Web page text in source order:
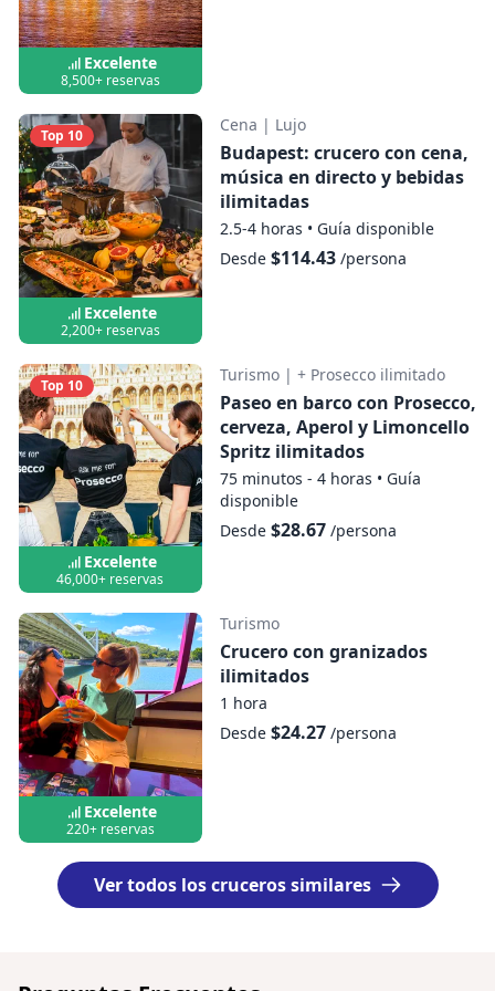
persona; cualquier bebida adicional se
puede comprar a bordo.
Excelente
8,500+ reservas
Top 10
Excelente
2,200+ reservas
Cena | Lujo
Budapest: crucero con cena,
música en directo y bebidas
ilimitadas
2.5-4 horas • Guía disponible
Desde $114.43/persona
Top 10
Excelente
46,000+ reservas
Turismo | + Prosecco ilimitado
Paseo en barco con Prosecco,
cerveza, Aperol y Limoncello
Spritz ilimitados
75 minutos - 4 horas • Guía
disponible
Desde $28.67/persona
Excelente
220+ reservas
Turismo
Crucero con granizados
ilimitados
1 hora
Desde $24.27/persona
Ver todos los cruceros similares